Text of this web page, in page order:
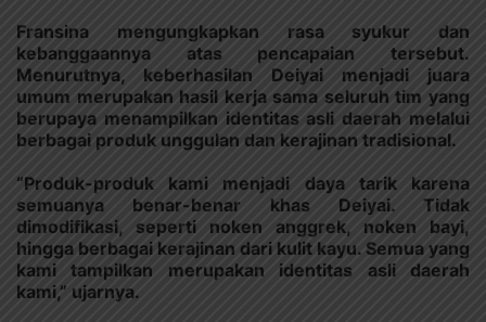
Fransina mengungkapkan rasa syukur dan
kebanggaannya atas pencapaian tersebut.
Menurutnya, keberhasilan Deiyai menjadi juara
umum merupakan hasil kerja sama seluruh tim yang
berupaya menampilkan identitas asli daerah melalui
berbagai produk unggulan dan kerajinan tradisional.
“Produk-produk kami menjadi daya tarik karena
semuanya benar-benar khas Deiyai. Tidak
dimodifikasi, seperti noken anggrek, noken bayi,
hingga berbagai kerajinan dari kulit kayu. Semua yang
kami tampilkan merupakan identitas asli daerah
kami,” ujarnya.